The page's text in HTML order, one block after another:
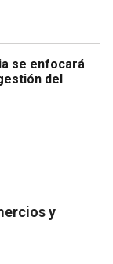
se enfocará
del
y